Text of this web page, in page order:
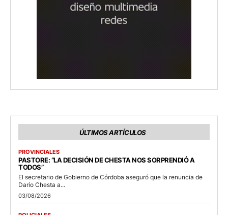
ÚLTIMOS ARTÍCULOS
PROVINCIALES
PASTORE: “LA DECISIÓN DE CHESTA NOS SORPRENDIÓ A
TODOS”
El secretario de Gobierno de Córdoba aseguró que la renuncia de
Darío Chesta a...
03/08/2026